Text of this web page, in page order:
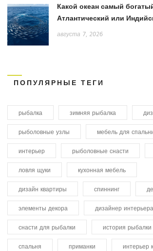
Какой океан самый
Атлантический или
августа 7, 2026
ПОПУЛЯРНЫЕ ТЕГИ
рыбалка зимняя рыбалка
рыболовные узлы мебель для
интерьер рыболовные снасти
ловля щуки кухонная мебель
дизайн квартиры спиннинг
элементы декора дизайнер интерьера
снасти для рыбалки история рыбалки
спальня приманки интерьер